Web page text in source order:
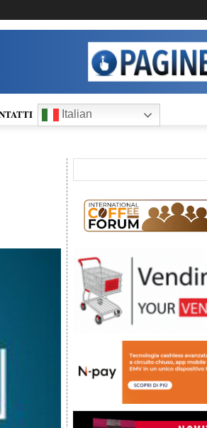
Italian